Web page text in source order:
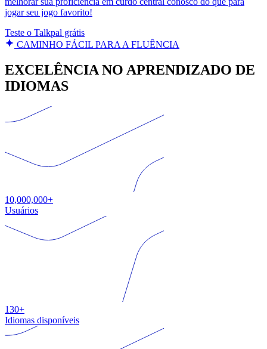
jogar seu jogo favorito!
Teste o Talkpal grátis
CAMINHO FÁCIL PARA A FLUÊNCIA
EXCELÊNCIA NO APRENDIZADO DE
IDIOMAS
10,000,000+
Usuários
130+
Idiomas disponíveis